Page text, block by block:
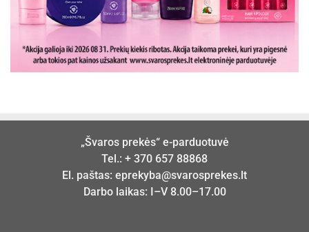
„Švaros prekės“ e-parduotuvė
Tel.: + 370 657 88868
El. paštas: eprekyba@svarosprekes.lt
Darbo laikas: I–V 8.00–17.00